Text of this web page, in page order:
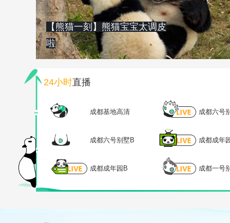
【熊猫一刻】熊猫宝宝太调皮
啦
24小时直播
成都基地高清 成都六号
成都六号别墅B 成都成年
成都成年园B 成都一号